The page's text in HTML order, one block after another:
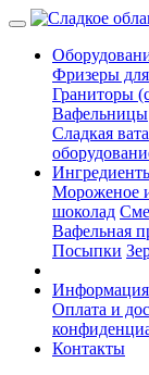
Фризеры
Граниторы
Вафельницы
Сладкая вата
Мороженое
шоколад
Вафельная
Посыпки
Информация
Оплата и
Контакты